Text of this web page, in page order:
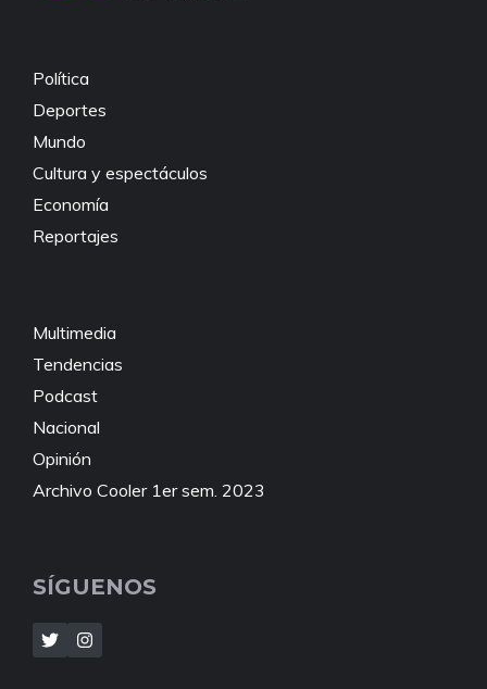
Política
Deportes
Mundo
Cultura y espectáculos
Economía
Reportajes
Multimedia
Tendencias
Podcast
Nacional
Opinión
Archivo Cooler 1er sem. 2023
SÍGUENOS